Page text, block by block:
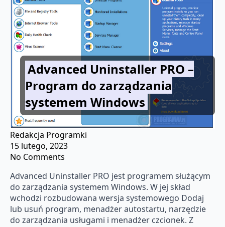
Advanced Uninstaller PRO –
Program do zarządzania
systemem Windows
Redakcja Programki
15 lutego, 2023
No Comments
Advanced Uninstaller PRO jest programem służącym
do zarządzania systemem Windows. W jej skład
wchodzi rozbudowana wersja systemowego Dodaj
lub usuń program, menadżer autostartu, narzędzie
do zarządzania usługami i menadżer czcionek. Z